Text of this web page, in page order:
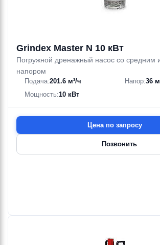
Grindex Master N 10 кВт
Погружной дренажный насос со средним и высоким
напором
Подача:201.6 м³/ч Напор:36 м
Мощность:10 кВт
Цена по запросу
Позвонить